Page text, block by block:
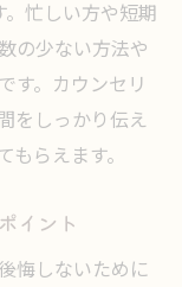
忙しい方や短期
の少ない方法や
す。カウンセリ
をしっかり伝え
らえます。
イント
悔しないために